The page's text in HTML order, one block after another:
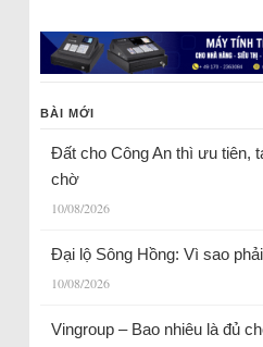
BÀI MỚI
Đất cho Công An thì ưu tiên,
chờ
10/08/2026
Đại lộ Sông Hồng: Vì sao
10/08/2026
Vingroup – Bao nhiêu là đủ